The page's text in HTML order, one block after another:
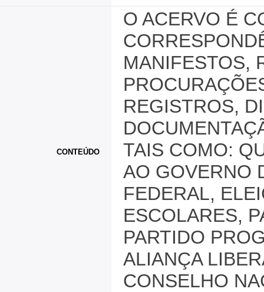
CONTEÚDO
O ACERVO É
MANIFESTOS,
REGISTROS,
TAIS COMO:
AO GOVERNO
FEDERAL,
ESCOLARES,
PARTIDO
ALIANÇA
CONSELHO